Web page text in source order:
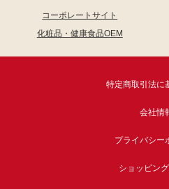
コーポレートサイト
化粧品・健康食品OEM
特定商取引法に
会社情
プライバシー
ショッピン